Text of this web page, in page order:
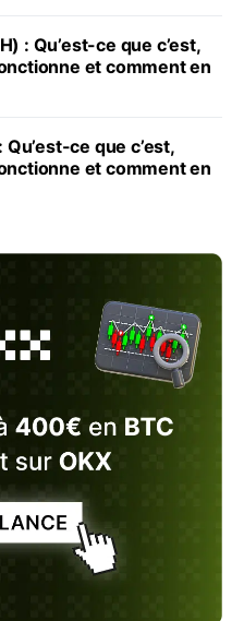
: Qu’est-ce que c’est,
et comment en
ce que c’est,
et comment en